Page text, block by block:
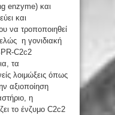
enzyme) και
και
να τροποποιηθεί
η γονιδιακή
C2c2
τα
λοιμώξεις όπως
αξιοποίηση
η
το ένζυμο C2c2